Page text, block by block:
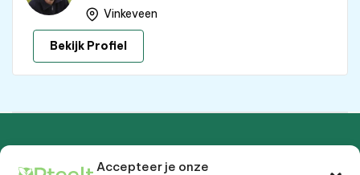
Accepteer je onze
Vinkeveen
Bekijk Profiel